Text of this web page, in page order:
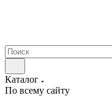
Каталог
По всему сайту